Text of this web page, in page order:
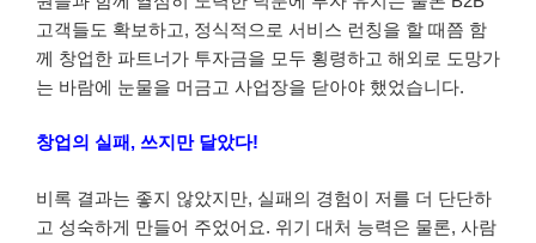
고객들도 확보하고, 정식적으로 서비스 런칭을 할 때쯤 함
께 창업한 파트너가 투자금을 모두 횡령하고 해외로 도망가
는 바람에 눈물을 머금고 사업장을 닫아야 했었습니다.
창업의 실패, 쓰지만 달았다!
비록 결과는 좋지 않았지만, 실패의 경험이 저를 더 단단하
고 성숙하게 만들어 주었어요. 위기 대처 능력은 물론, 사람